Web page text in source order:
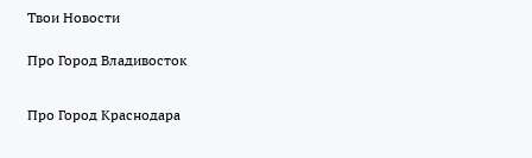
Твои Новости
Про Город Владивосток
Про Город Краснодара